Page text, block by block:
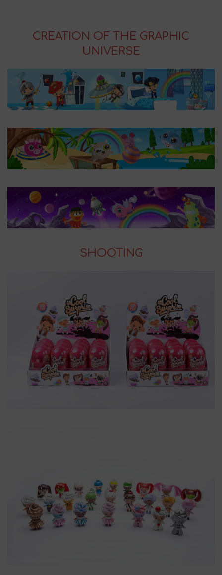
CREATION OF THE GRAPHIC
UNIVERSE
SHOOTING